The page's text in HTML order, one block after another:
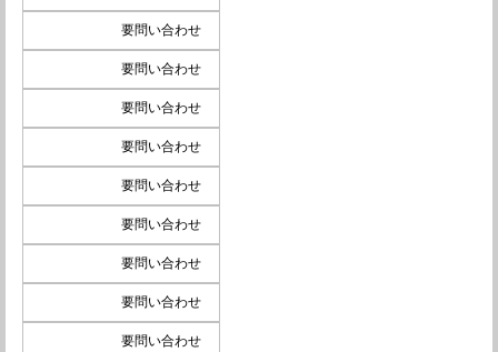
要問い合わせ
要問い合わせ
要問い合わせ
要問い合わせ
要問い合わせ
要問い合わせ
要問い合わせ
要問い合わせ
要問い合わせ